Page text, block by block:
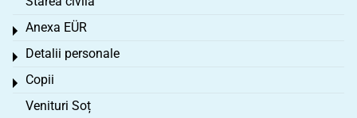
Anexa EÜR
Toggle menu
Detalii personale
Toggle menu
Copii
Toggle menu
Venituri Soț